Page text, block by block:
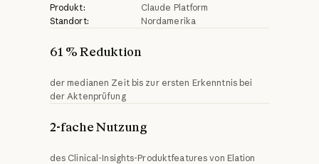
Produkt:
Claude Platform
Standort:
Nordamerika
61 % Reduktion
der medianen Zeit bis zur ersten Erkenntnis bei
der Aktenprüfung
2-fache Nutzung
des Clinical-Insights-Produktfeatures von Elation